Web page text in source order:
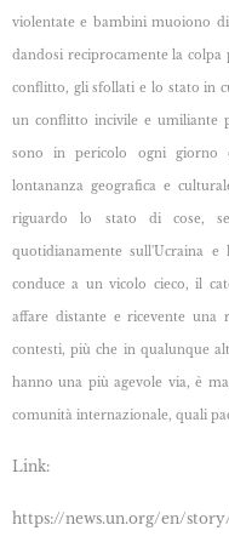
violentate e bambini muoiono di
dandosi reciprocamente la
conflitto, gli sfollati e lo stato in
un conflitto incivile e umiliante
sono in pericolo ogni giorno
lontananza geografica e
riguardo lo stato di cose,
quotidianamente sull'Ucraina
conduce a un vicolo cieco, il
affare distante e ricevente una
contesti, più che in qualunque
hanno una più agevole via, è
comunità internazionale, quali
Link:
https://news.un.org/en/